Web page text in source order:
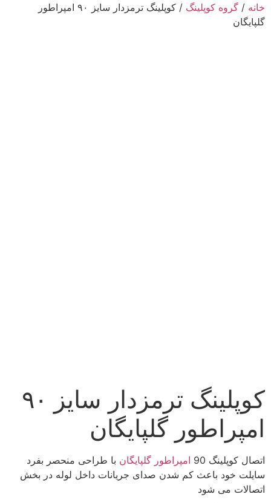
خانه / گروه کوپلینگ
/ کوپلینگ ترمزدار سایز ۹۰ امپراطور
گلپایگان
کوپلینگ ترمزدار سایز ۹۰
امپراطور گلپایگان
اتصال کوپلینگ 90 امپراطور گلپایگان با طراحی منحصر بفرد
سایلت خود باعث کم شدن صدای جریانات داخل لوله در بخش
اتصالات می شود